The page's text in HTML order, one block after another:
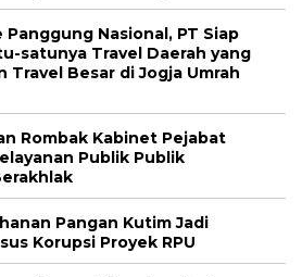
Nasional, PT Siap
satunya Travel Daerah yang
Travel Besar di Jogja Umrah
Rombak Kabinet Pejabat
Publik Publik
Pangan Kutim Jadi
Korupsi Proyek RPU